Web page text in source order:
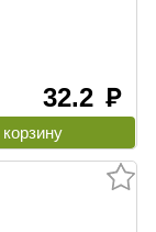
32.2 руб